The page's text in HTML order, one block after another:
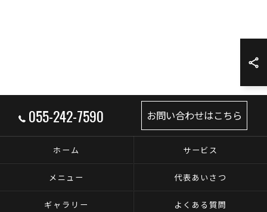
055-242-7590 お問い合わせはこちら
ホーム サービス
メニュー 代表あいさつ
ギャラリー よくある質問